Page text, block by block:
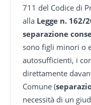
711 del Codice di
alla Legge n. 162/
separazione
sono figli minori o
autosufficienti, i
direttamente
Comune (
necessità di un